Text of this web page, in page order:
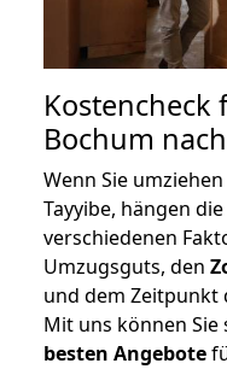
Kostencheck
Bochum
Wenn Sie
Tayyibe, hängen
verschiedenen
Umzugsguts, den
und dem Zeitpunkt
Mit uns können Sie
besten Angebote